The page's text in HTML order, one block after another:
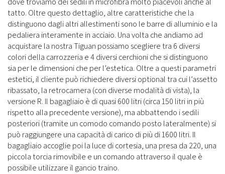
tatto. Oltre questo dettaglio, altre caratteristiche che la
distinguono dagli altri allestimenti sono le barre di alluminio e la
pedaliera interamente in acciaio. Una volta che andiamo ad
acquistare la nostra Tiguan possiamo scegliere tra 6 diversi
colori della carrozzeria e 4 diversi cerchioni che si distinguono
sia per le dimensioni che per l’estetica. Oltre a questi parametri
estetici, il cliente può richiedere diversi optional tra cui l’assetto
ribassato, la retrocamera (con diverse modalità di vista), la
versione R. Il bagagliaio è di quasi 600 litri (circa 150 litri in più
rispetto alla precedente versione), ma abbattendo i sedili
posteriori (tramite un comodo comando posto lateralmente) si
può raggiungere una capacità di carico di più di 1600 litri. Il
bagagliaio accoglie poi la luce di cortesia, una presa da 220, una
piccola torcia rimovibile e un comando attraverso il quale è
possibile utilizzare il gancio traino.